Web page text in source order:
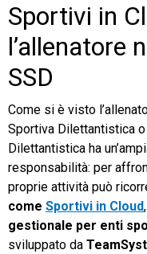
Sportivi in
l’allenatore
SSD
Come si è visto
Sportiva Dilettantistica
Dilettantistica ha
responsabilità: per
proprie attività può
come Sportivi in Cloud
gestionale per enti
sviluppato da